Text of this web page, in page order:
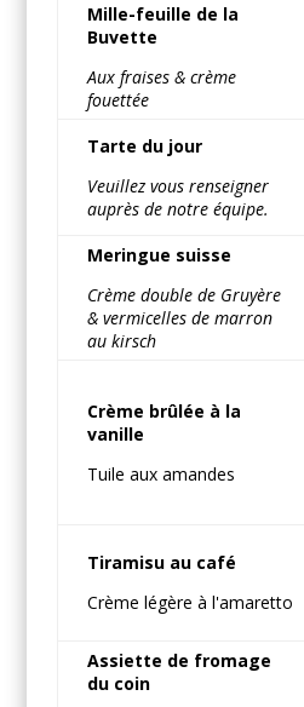
Mille-feuille de la
Buvette
Aux fraises & crème
fouettée
Tarte du jour
Veuillez vous renseigner
auprès de notre équipe.
Meringue suisse
Crème double de Gruyère
& vermicelles de marron
au kirsch
Crème brûlée à la
vanille
Tuile aux amandes
Tiramisu au café
Crème légère à l'amaretto
Assiette de fromage
du coin